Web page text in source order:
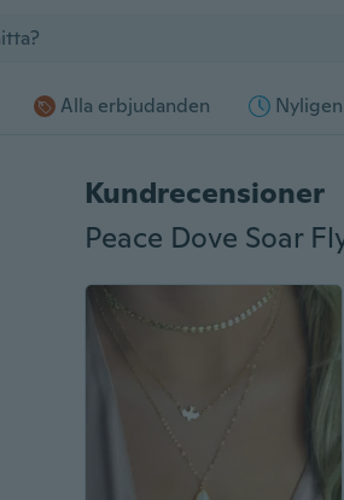
Alla erbjudanden
Kundrecensioner